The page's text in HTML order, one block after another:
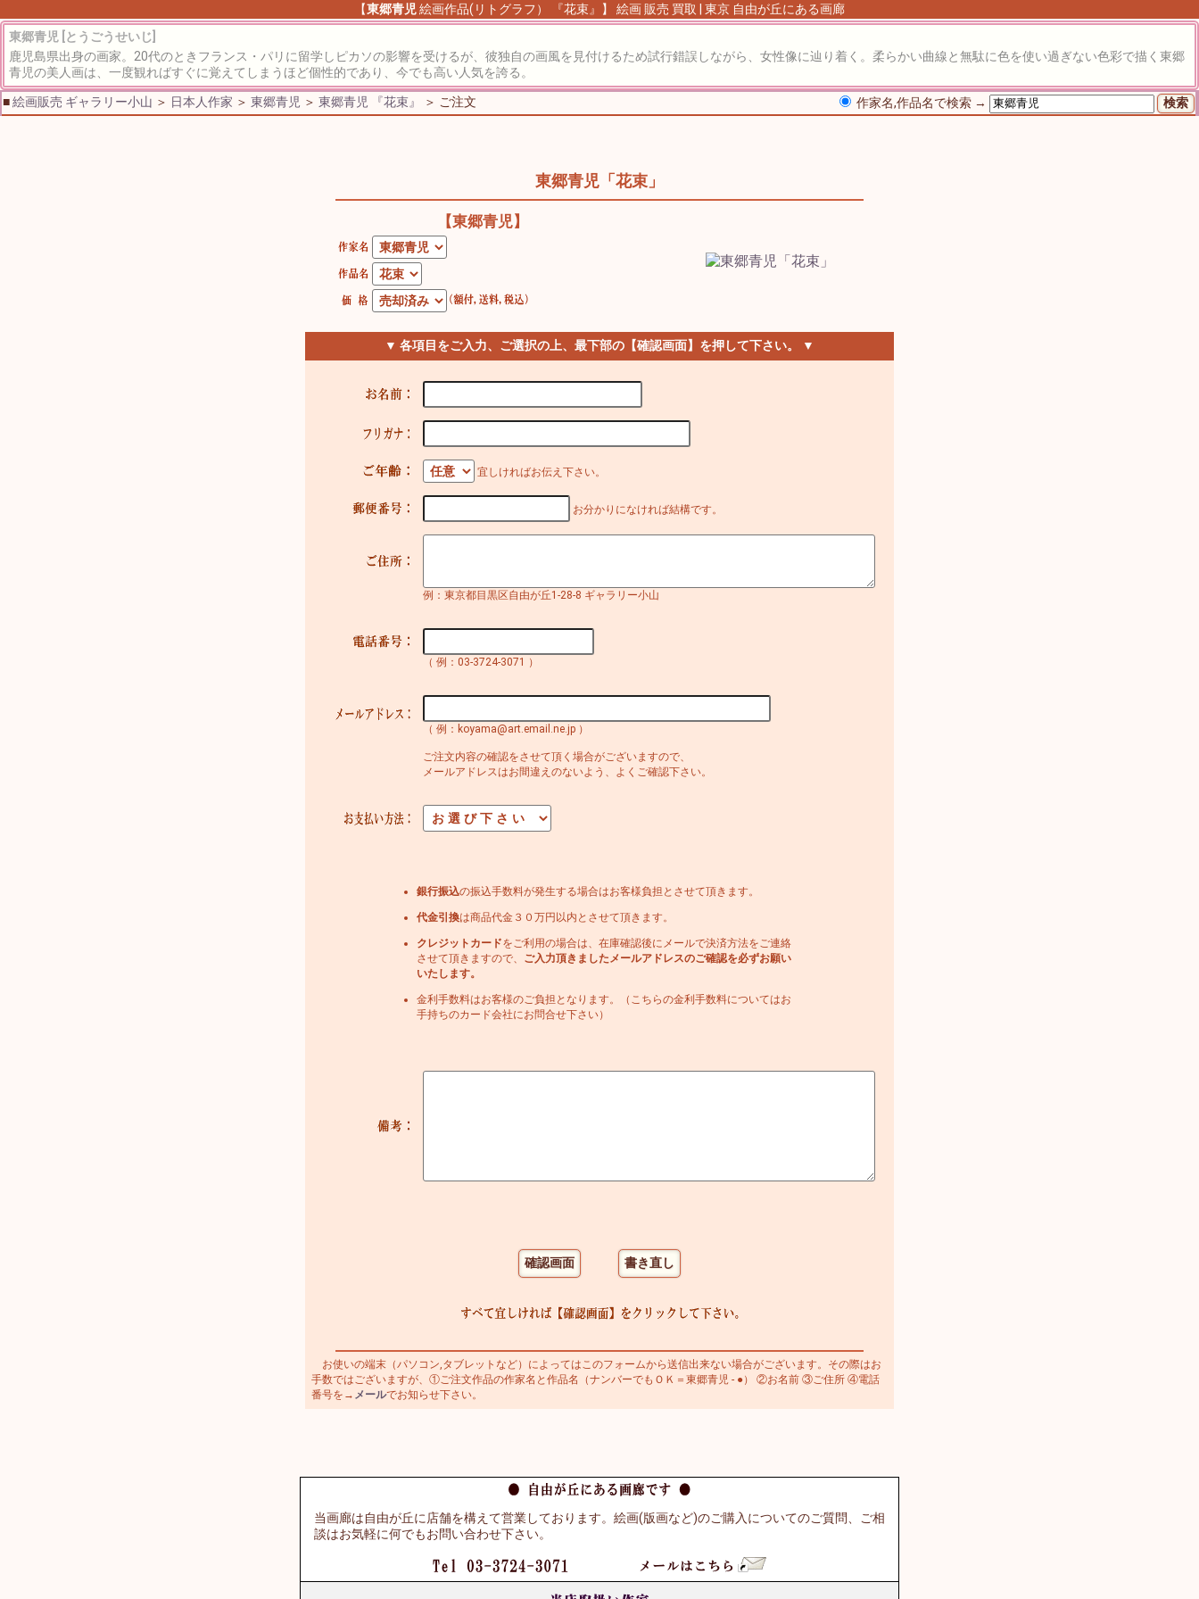
【東郷青児絵画作品(リトグラフ） 『花束』】 絵画 販売 買取 | 東京 自由が丘にある画廊
東郷青児 [とうごうせいじ]
鹿児島県出身の画家。20代のときフランス・パリに留学しピカソの影響を受けるが、彼独自の画風を見付けるため試行錯誤しながら、女性像に辿り着く。柔らかい曲線と無駄に色を使い過ぎない色彩で描く東郷
青児の美人画は、一度観ればすぐに覚えてしまうほど個性的であり、今でも高い人気を誇る。
■絵画販売 ギャラリー小山 ＞ 日本人作家 ＞ 東郷青児 ＞ 東郷青児 『花束』 ＞ ご注文 作家名,作品名で検索 →
東郷青児「花束」
【東郷青児】
▼ 各項目をご入力、ご選択の上、最下部の【確認画面】を押して下さい。 ▼
宜しければお伝え下さい。
お分かりになければ結構です。
例：東京都目黒区自由が丘1-28-8 ギャラリー小山
（ 例：03-3724-3071 ）
（ 例：koyama@art.email.ne.jp ）
ご注文内容の確認をさせて頂く場合がございますので、
メールアドレスはお間違えのないよう、よくご確認下さい。
銀行振込の振込手数料が発生する場合はお客様負担とさせて頂きます。
代金引換は商品代金３０万円以内とさせて頂きます。
クレジットカードをご利用の場合は、在庫確認後にメールで決済方法をご連絡
させて頂きますので、 ご入力頂きましたメールアドレスのご確認を必ずお願い
いたします。
金利手数料はお客様のご負担となります。（こちらの金利手数料についてはお
手持ちのカード会社にお問合せ下さい）
お使いの端末（パソコン,タブレットなど）によってはこのフォームから送信出来ない場合がございます。その際はお
手数ではございますが、①ご注文作品の作家名と作品名（ナンバーでもＯＫ＝東郷青児 - ●） ②お名前 ③ご住所 ④電話
番号を→ メールでお知らせ下さい。
当画廊は自由が丘に店舗を構えて営業しております。絵画(版画など)のご購入についてのご質問、ご相
談はお気軽に何でもお問い合わせ下さい。